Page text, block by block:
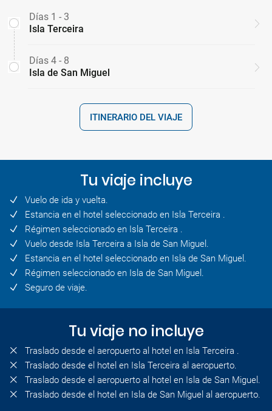
Días 1 - 3
Isla Terceira
Días 4 - 8
Isla de San Miguel
ITINERARIO DEL VIAJE
Tu viaje incluye
Vuelo de ida y vuelta.
Estancia en el hotel seleccionado en Isla Terceira .
Régimen seleccionado en Isla Terceira .
Vuelo desde Isla Terceira a Isla de San Miguel.
Estancia en el hotel seleccionado en Isla de San Miguel.
Régimen seleccionado en Isla de San Miguel.
Seguro de viaje.
Tu viaje no incluye
Traslado desde el aeropuerto al hotel en Isla Terceira .
Traslado desde el hotel en Isla Terceira al aeropuerto.
Traslado desde el aeropuerto al hotel en Isla de San Miguel.
Traslado desde el hotel en Isla de San Miguel al aeropuerto.